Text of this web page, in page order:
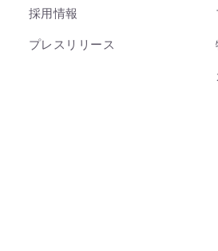
採用情報
プレスリリース